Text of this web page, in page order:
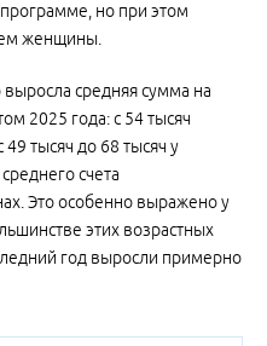
но при этом
женщины.
средняя сумма на
2025 года: с 54 тысяч
тысяч до 68 тысяч у
счета
Это особенно выражено у
этих возрастных
год выросли примерно